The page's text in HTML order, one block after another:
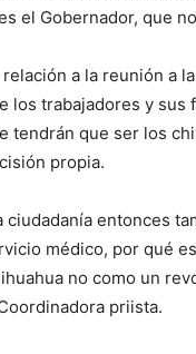
el Gobernador, que
relación a la reunión a
los trabajadores y sus
tendrán que ser los
propia.
ciudadanía entonces
médico, por qué
no como un
priista.